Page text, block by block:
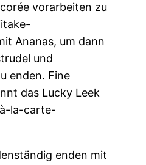
vorarbeiten zu
Ananas, um dann
und
enden. Fine
das Lucky Leek
la-carte-
enden mit